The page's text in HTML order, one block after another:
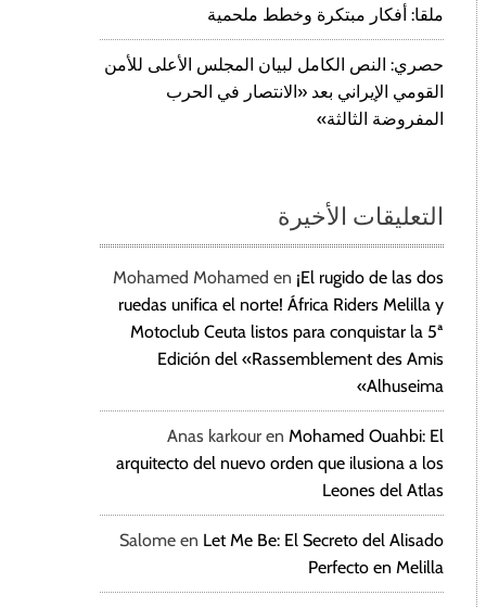
ملقا: أفكار مبتكرة وخطط ملحمية
حصري: النص الكامل لبيان المجلس الأعلى للأمن
القومي الإيراني بعد «الانتصار في الحرب
المفروضة الثالثة»
التعليقات الأخيرة
Mohamed Mohamed en ¡El rugido de las dos
ruedas unifica el norte! África Riders Melilla y
Motoclub Ceuta listos para conquistar la 5ª
Edición del «Rassemblement des Amis
Alhuseima»
Anas karkour en Mohamed Ouahbi: El
arquitecto del nuevo orden que ilusiona a los
Leones del Atlas
Salome en Let Me Be: El Secreto del Alisado
Perfecto en Melilla